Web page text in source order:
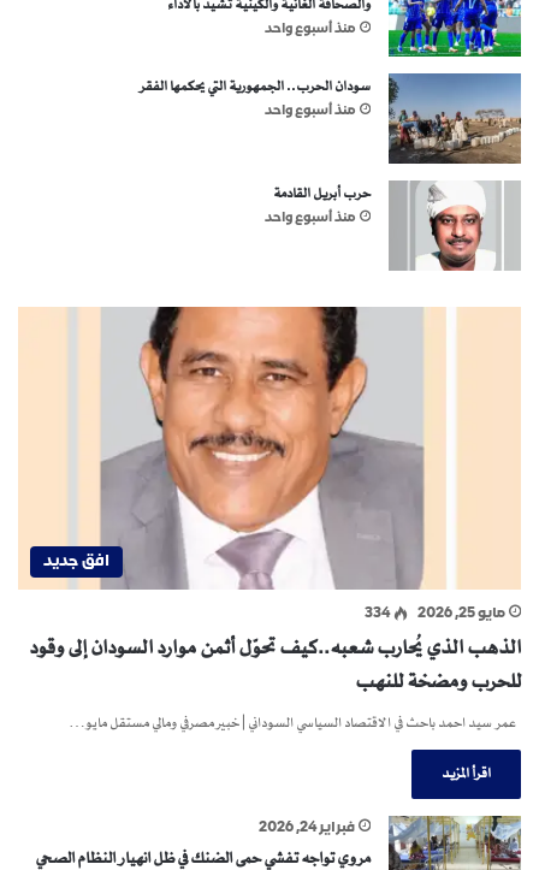
والصحافة الغانية والكينية تشيد بالأداء
منذ أسبوع واحد
سودان الحرب.. الجمهورية التي يحكمها الفقر
منذ أسبوع واحد
حرب أبريل القادمة
منذ أسبوع واحد
افق جديد
مايو 25, 2026 334
الذهب الذي يُحارب شعبه..كيف تحوّل أثمن موارد السودان إلى وقود
للحرب ومضخة للنهب
عمر سيد احمد باحث في الاقتصاد السياسي السوداني | خبير مصرفي ومالي مستقل مايو…
اقرأ المزيد
فبراير 24, 2026
مروي تواجه تفشي حمى الضنك في ظل انهيار النظام الصحي